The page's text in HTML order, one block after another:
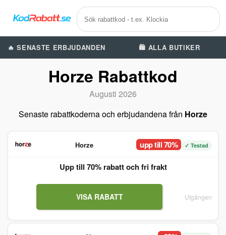
🔥 SENASTE ERBJUDANDEN 🛍️ ALLA BUTIKER
Horze Rabattkod
Augusti 2026
Senaste rabattkoderna och erbjudandena från Horze
Horze upp till 70% ✓ Testad
Upp till 70% rabatt och fri frakt
VISA RABATT Utgången